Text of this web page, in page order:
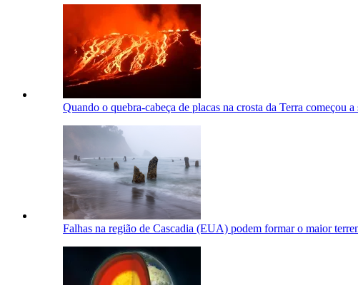
Quando o quebra-cabeça de placas na crosta da Terra começou a
Falhas na região de Cascadia (EUA) podem formar o maior